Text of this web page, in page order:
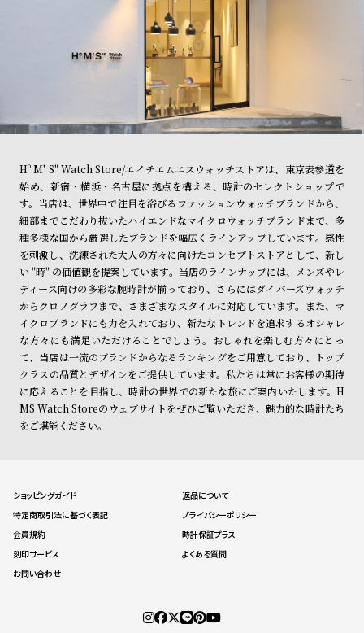
Hº M' S" Watch Store/エイチエムエスウォッチストアは、東京表参道を
始め、新宿・横浜・名古屋に拠点を構える、時計のセレクトショップで
す。当店は、世界中で注目を浴びるファッションウォッチブランドから、
細部までこだわり抜いたハイエンドなマイクロウォッチブランドまで、多
種多様な国から厳選したブランドを幅広くラインアップしています。感性
を刺激し、洗練された大人の方々に向けたコンセプトストアとして、新し
い "時" の価値観を提案しています。当店のラインナップには、メンズやレ
ディース向けの多彩な腕時計が揃っており、さらにはダイバーズウォッチ
からクロノグラフまで、さまざまなスタイルに対応しています。また、マ
イクロブランドにも力を入れており、新たなトレンドを追求するオシャレ
な方々にも満足いただけることでしょう。おしゃれを楽しむ方々にとっ
て、当店は一流のブランドからなるランキングをご用意しており、トップ
クラスの品質とデザインをご提供しています。私たちは常にお客様の期待
に応えることを目指し、時計の世界での新たな旅にご案内いたします。H
MS Watch Storeのウェブサイトをぜひご覧いただき、魅力的な時計たち
をご堪能ください。
ショッピングガイド
返品について
特定商取引法に基づく表記
プライバシーポリシー
会員規約
時計保証プラス
刻印サービス
よくある質問
お問い合わせ